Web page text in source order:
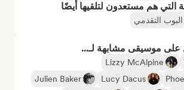
التي هم مستعدون لتلقيها أيضًا
البوب التقدمي
على موسيقى مشابهة لـ...
Lizzy McAlpine
Lucy Dacus
Julien Baker